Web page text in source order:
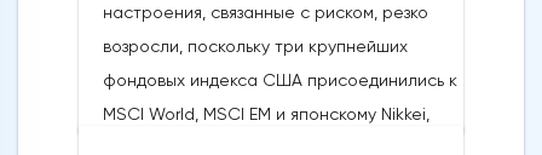
настроения, связанные с риском, резко
возросли, поскольку три крупнейших
фондовых индекса США присоединились к
MSCI World, MSCI EM и японскому Nikkei,